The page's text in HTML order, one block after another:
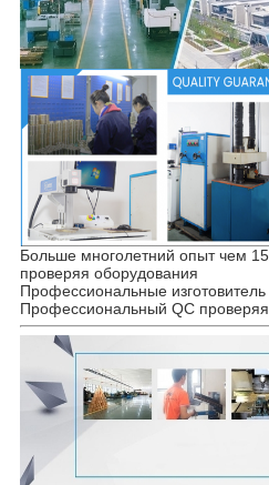
Больше многолетний опыт чем
проверяя оборудования
Профессиональные изготовитель
Профессиональный QC